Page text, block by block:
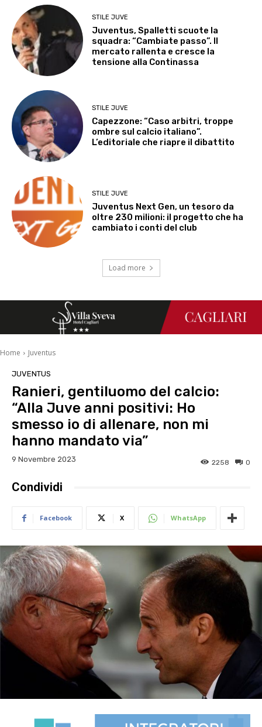
STILE JUVE
Juventus, Spalletti scuote la
squadra: “Cambiate passo”. Il
mercato rallenta e cresce la
tensione alla Continassa
STILE JUVE
Capezzone: “Caso arbitri, troppe
ombre sul calcio italiano”.
L’editoriale che riapre il dibattito
STILE JUVE
Juventus Next Gen, un tesoro da
oltre 230 milioni: il progetto che ha
cambiato i conti del club
Load more